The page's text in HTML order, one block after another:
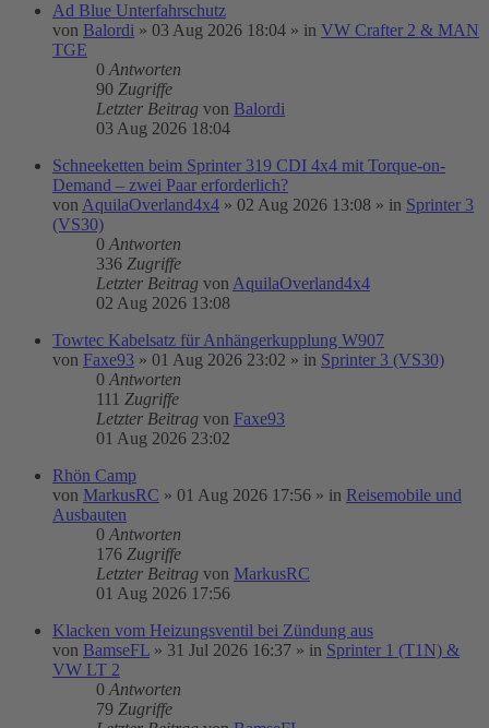
Ad Blue Unterfahrschutz
von Balordi » 03 Aug 2026 18:04 » in VW Crafter 2 & MAN
TGE
0 Antworten
90 Zugriffe
Letzter Beitrag von Balordi
03 Aug 2026 18:04
Schneeketten beim Sprinter 319 CDI 4x4 mit Torque-on-
Demand – zwei Paar erforderlich?
von AquilaOverland4x4 » 02 Aug 2026 13:08 » in Sprinter 3
(VS30)
0 Antworten
336 Zugriffe
Letzter Beitrag von AquilaOverland4x4
02 Aug 2026 13:08
Towtec Kabelsatz für Anhängerkupplung W907
von Faxe93 » 01 Aug 2026 23:02 » in Sprinter 3 (VS30)
0 Antworten
111 Zugriffe
Letzter Beitrag von Faxe93
01 Aug 2026 23:02
Rhön Camp
von MarkusRC » 01 Aug 2026 17:56 » in Reisemobile und
Ausbauten
0 Antworten
176 Zugriffe
Letzter Beitrag von MarkusRC
01 Aug 2026 17:56
Klacken vom Heizungsventil bei Zündung aus
von BamseFL » 31 Jul 2026 16:37 » in Sprinter 1 (T1N) &
VW LT 2
0 Antworten
79 Zugriffe